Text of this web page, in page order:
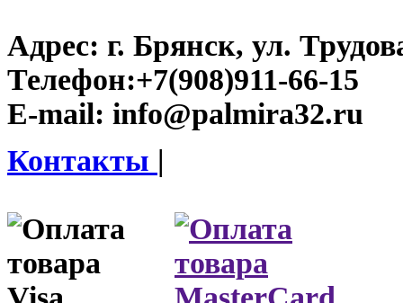
Адрес: г. Брянск, ул.
Телефон:+7(908)911-66-15
E-mail: info@palmira32.ru
Контакты |